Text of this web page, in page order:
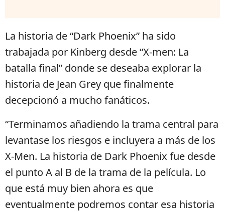
La historia de “Dark Phoenix” ha sido
trabajada por Kinberg desde “X-men: La
batalla final” donde se deseaba explorar la
historia de Jean Grey que finalmente
decepcionó a mucho fanáticos.
“Terminamos añadiendo la trama central para
levantase los riesgos e incluyera a más de los
X-Men. La historia de Dark Phoenix fue desde
el punto A al B de la trama de la película. Lo
que está muy bien ahora es que
eventualmente podremos contar esa historia